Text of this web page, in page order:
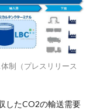
制（プレスリリース
したCO2の輸送需要